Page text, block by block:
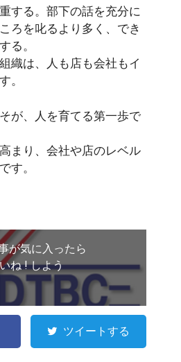
する。部下の話を充分に
ろを叱るより多く、でき
る。
織は、人も店も会社もイ
。
が、人を育てる第一歩で
まり、会社や店のレベル
す。
が気に入ったら
ね ! しよう
ツイートする